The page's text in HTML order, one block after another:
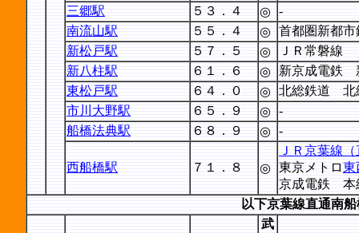
三郷駅
５３．４ ◎ -
南流山駅
５５．４ ◎
首都圏新都
新松戸駅
５７．５ ◎
ＪＲ常磐線
新八柱駅
６１．６ ◎
新京成電鉄
東松戸駅
６４．０ ◎ 北総鉄道 北
市川大野駅
６５．９ ◎
-
船橋法典駅
６８．９ ◎ -
西船橋駅 ７１．８ ◎
ＪＲ京葉線
東京メトロ東
京成電鉄 本
以下京葉線直通南
武